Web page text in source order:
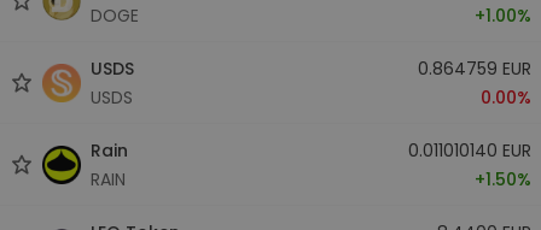
DOGE
+1.00%
USDS
USDS
0.864759 EUR
0.00%
Rain
RAIN
0.011010140 EUR
+1.50%